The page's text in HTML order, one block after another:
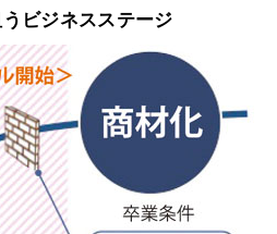
ビジネスステージ